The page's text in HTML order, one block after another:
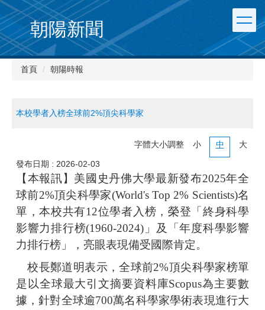
朝陽新聞
首頁 朝陽時報
本校學者入榜全球前2%頂尖科學家
字體大小調整 小 中 大
發布日期 : 2026-02-03
【本報訊】美國史丹佛大學最新發布2025年全
球前2%頂尖科學家(World's Top 2% Scientists)名
單，本校共有12位學者入榜，榮登「終身科學
影響力排行榜(1960-2024)」及「年度科學影響
力排行榜」，亮眼表現備受國際肯定。
校長鄭道明表示，全球前2%頂尖科學家榜單
是以全球最大引文摘要資料庫Scopus為主要數
據，針對全球逾700萬名科學家學術表現進行大